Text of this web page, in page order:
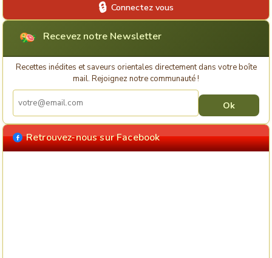
Connectez vous
Recevez notre Newsletter
Recettes inédites et saveurs orientales directement dans votre boîte
mail. Rejoignez notre communauté !
Retrouvez-nous sur Facebook